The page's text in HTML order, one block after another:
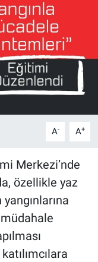
A- A+
Merkezi’nde
özellikle yaz